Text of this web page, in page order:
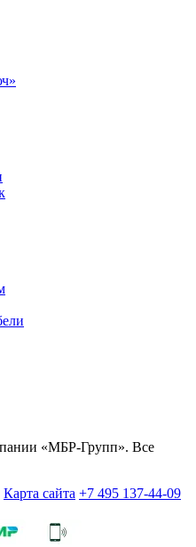
«МБР-Групп». Все
Карта сайта +7 495 137-44-09